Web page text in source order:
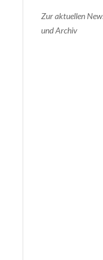
Zur aktuellen
und Archiv